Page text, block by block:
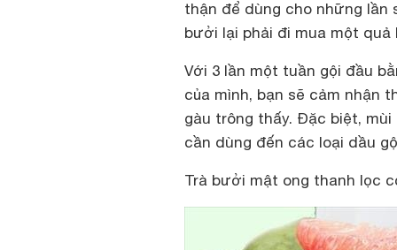
thận để dùng cho những lần
bưởi lại phải đi mua một
Với 3 lần một tuần gội đầu
của mình, bạn sẽ cảm nhận
gàu trông thấy. Đặc biệt,
cần dùng đến các loại dầu
Trà bưởi mật ong thanh lọc